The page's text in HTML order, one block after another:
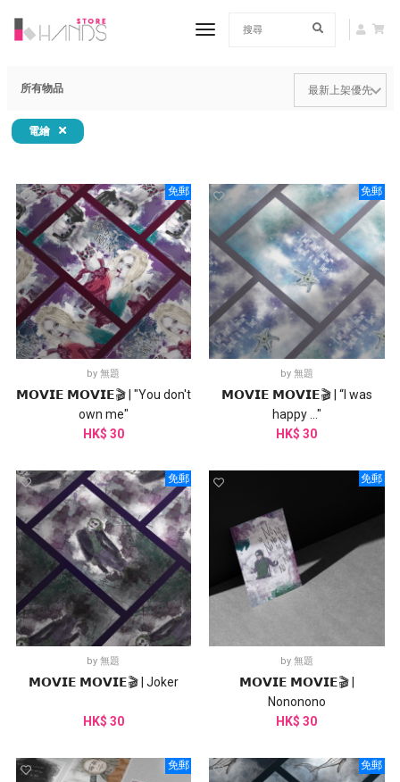
toggle navigation
所有物品
電繪
免郵
by無題
𝗠𝗢𝗩𝗜𝗘 𝗠𝗢𝗩𝗜𝗘🎬 | "You don't
own me"
HK$ 30
免郵
by 無題
𝗠𝗢𝗩𝗜𝗘 𝗠𝗢𝗩𝗜𝗘🎬 | “I was
happy ..."
HK$ 30
免郵
by無題
𝗠𝗢𝗩𝗜𝗘 𝗠𝗢𝗩𝗜𝗘🎬 | Joker
HK$ 30
免郵
by 無題
𝗠𝗢𝗩𝗜𝗘 𝗠𝗢𝗩𝗜𝗘🎬 |
Nononono
HK$ 30
免郵 免郵